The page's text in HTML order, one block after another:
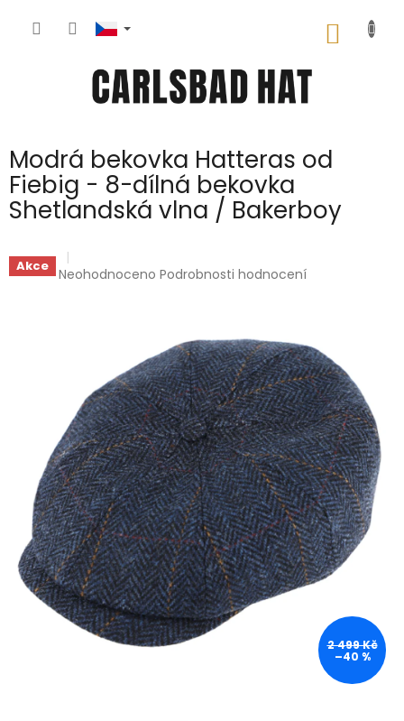
Modrá bekovka Hatteras od
Fiebig - 8-dílná bekovka
Shetlandská vlna / Bakerboy
Akce Průměrné
hvězdiček.
Neohodnoceno Podrobnosti hodnocení
2 499 Kč
–40 %